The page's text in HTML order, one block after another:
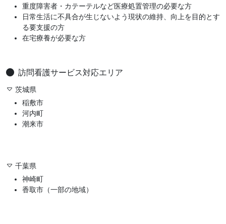
重度障害者・カテーテルなど医療処置管理の必要な方
日常生活に不具合が生じないよう現状の維持、向上を目的とす
る要支援の方
在宅療養が必要な方
訪問看護サービス対応エリア
茨城県
稲敷市
河内町
潮来市
千葉県
神崎町
香取市（一部の地域）